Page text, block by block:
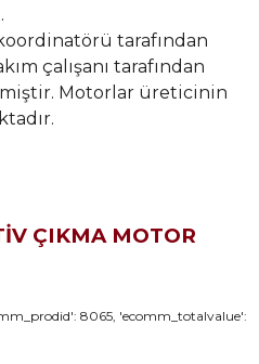
tarafından
çalışanı tarafından
Motorlar üreticinin
ÇIKMA MOTOR
açıklamalarında ve diğer
noktaları öneri formunu
8065, 'ecomm_totalvalue':